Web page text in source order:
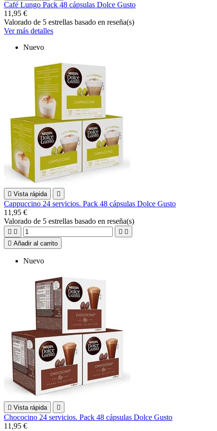
Café Lungo Pack 48 cápsulas Dolce Gusto
11,95 €
Valorado de 5 estrellas basado en reseña(s)
Ver más detalles
Nuevo
 Vista rápida 
Cappuccino 24 servicios. Pack 48 cápsulas Dolce Gusto
11,95 €
Valorado de 5 estrellas basado en reseña(s)
   
 Añadir al carrito
Nuevo
 Vista rápida 
Chococino 24 servicios. Pack 48 cápsulas Dolce Gusto
11,95 €